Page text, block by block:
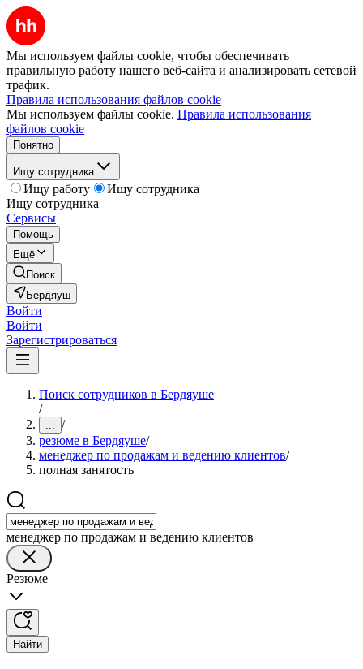
Мы используем файлы cookie, чтобы обеспечивать
правильную работу нашего веб-сайта и анализировать сетевой
трафик.
Правила использования файлов cookie
Мы используем файлы cookie. Правила использования
файлов cookie
Понятно
Ищу сотрудника
Ищу работу
Ищу сотрудника
Ищу сотрудника
Сервисы
Помощь
Ещё
Поиск
Бердяуш
Войти
Войти
Зарегистрироваться
Поиск сотрудников в Бердяуше
/
... /
резюме в Бердяуше/
менеджер по продажам и ведению клиентов/
полная занятость
менеджер по продажам и ведению клиентов
Резюме
Найти